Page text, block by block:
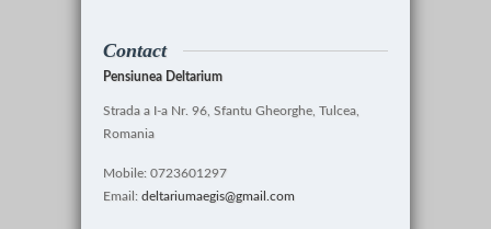
Contact
Pensiunea Deltarium
Strada a I-a Nr. 96, Sfantu Gheorghe, Tulcea,
Romania
Mobile: 0723601297
Email: deltariumaegis@gmail.com